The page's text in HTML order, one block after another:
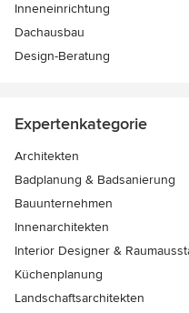
Inneneinrichtung
Dachausbau
Design-Beratung
Expertenkategorie
Architekten
Badplanung & Badsanierung
Bauunternehmen
Innenarchitekten
Interior Designer &
Küchenplanung
Landschaftsarchitekten